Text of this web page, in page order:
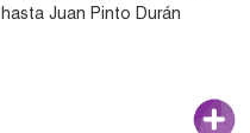
hasta Juan Pinto Durán